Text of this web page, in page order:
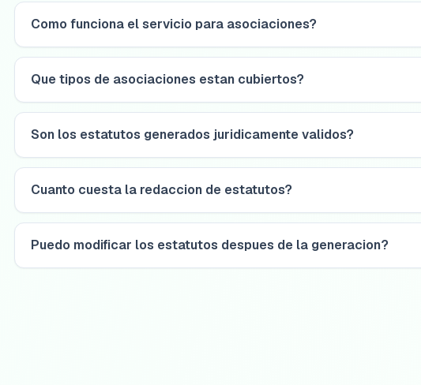
Como funciona el servicio para asociaciones?
Que tipos de asociaciones estan cubiertos?
Son los estatutos generados juridicamente validos?
Cuanto cuesta la redaccion de estatutos?
Puedo modificar los estatutos despues de la generacion?